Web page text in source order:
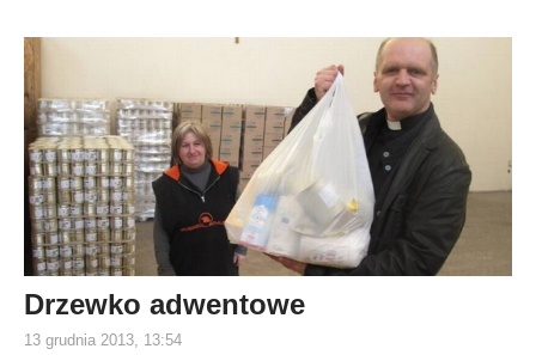
Drzewko adwentowe
13 grudnia 2013, 13:54